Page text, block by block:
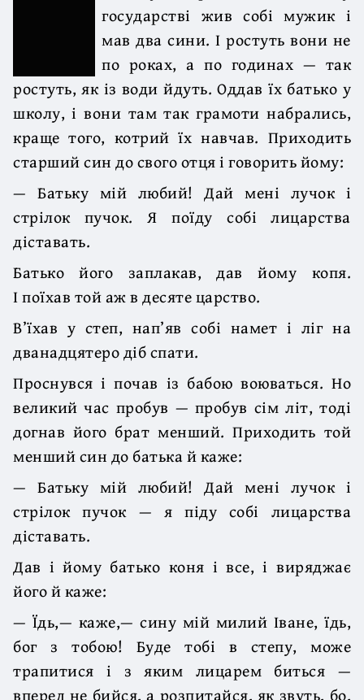
государстві жив собі мужик і
мав два сини. І ростуть вони не
по роках, а по годинах — так
ростуть, як із води йдуть. Оддав їх батько у
школу, і вони там так грамоти набрались,
краще того, котрий їх навчав. Приходить
старший син до свого отця і говорить йому:
— Батьку мій любий! Дай мені лучок і
стрілок пучок. Я поїду собі лицарства
діставать.
Батько його заплакав, дав йому копя.
І поїхав той аж в десяте царство.
В’їхав у степ, нап’яв собі намет і ліг на
дванадцятеро діб спати.
Проснувся і почав із бабою воюваться. Но
великий час пробув — пробув сім літ, тоді
догнав його брат менший. Приходить той
менший син до батька й каже:
— Батьку мій любий! Дай мені лучок і
стрілок пучок — я піду собі лицарства
діставать.
Дав і йому батько коня і все, і виряджає
його й каже:
— Їдь,— каже,— сину мій милий Іване, їдь,
бог з тобою! Буде тобі в степу, може
трапитися і з яким лицарем биться —
вперед не бийся, а розпитайся, як звуть, бо,